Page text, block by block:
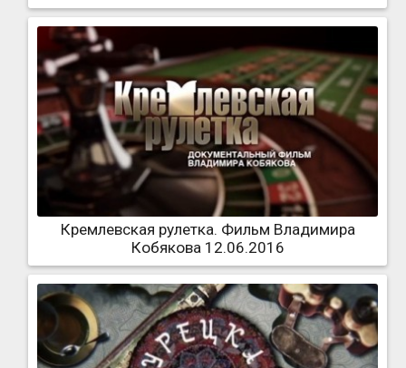
Кремлевская рулетка. Фильм Владимира
Кобякова 12.06.2016